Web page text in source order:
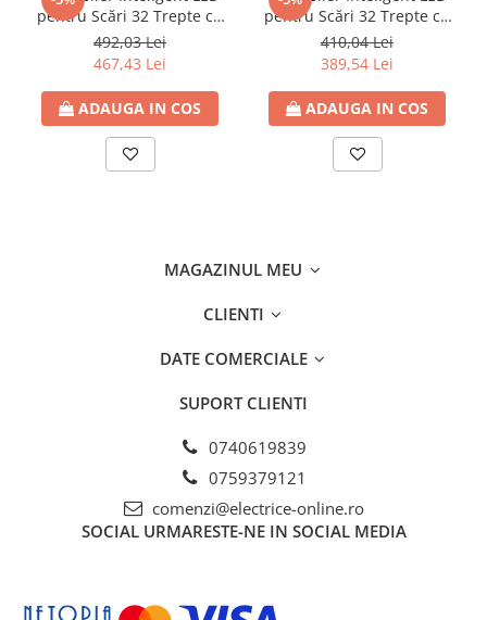
pentru Scări 32 Trepte cu
Senzor PIR de Mișcare, DC
5-24V
492,03 Lei
467,43 Lei
ADAUGA IN COS
pentru Scări 32 Trepte cu
Senzor PIR de Mișcare, Wi-
Fi Mesh, App Tuya Smart /
Alexa / Google, DC 5-24V
410,04 Lei
389,54 Lei
ADAUGA IN COS
MAGAZINUL MEU
CLIENTI
DATE COMERCIALE
SUPORT CLIENTI
0740619839
0759379121
comenzi@electrice-online.ro
SOCIAL URMARESTE-NE IN SOCIAL MEDIA